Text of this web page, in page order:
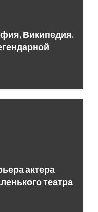
Википедия.
актера
театра